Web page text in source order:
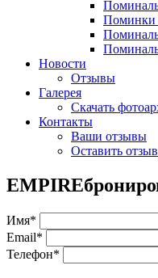
Поминки
Новости
Отзывы
Галерея
Скачать
Контакты
Ваши отзывы
Оставить отзыв
EMPIRE
Имя*
Email*
Телефон*